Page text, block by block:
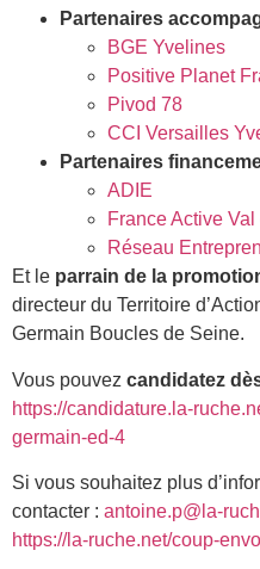
Partenaires
BGE Yvelines
Positive Planet
Pivod 78
CCI Versailles
Partenaires
ADIE
France Active
Réseau
Et le parrain de la
directeur du Territoire
Germain Boucles de Seine.
Vous pouvez candidatez
https://candidature.la-
germain-ed-4
Si vous souhaitez plus
contacter : antoine.p@la-
https://la-ruche.net/coup-